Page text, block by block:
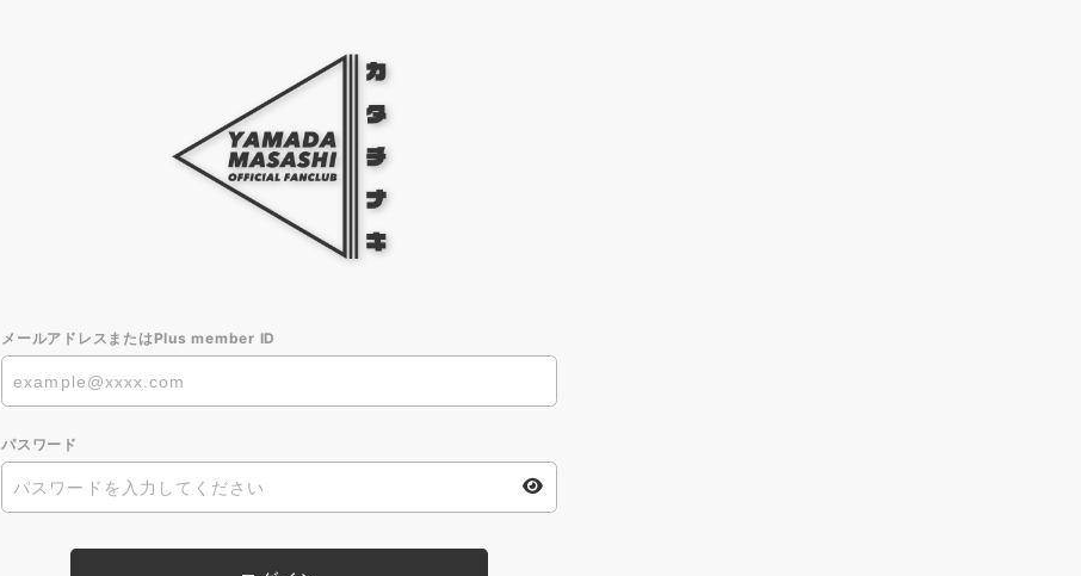
メールアドレスまたはPlus member ID
パスワード